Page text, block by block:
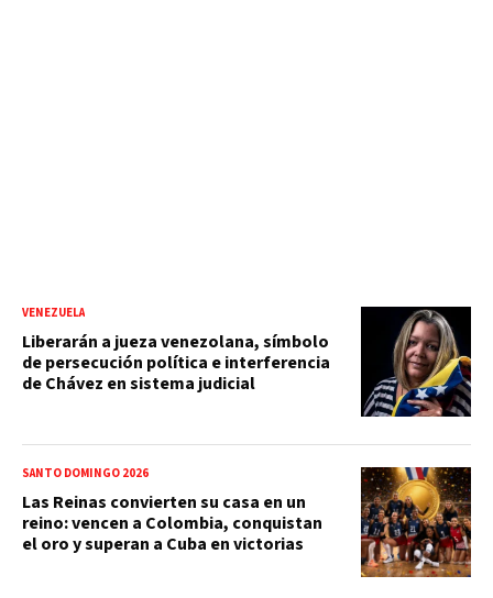
VENEZUELA
Liberarán a jueza venezolana, símbolo
de persecución política e interferencia
de Chávez en sistema judicial
SANTO DOMINGO 2026
Las Reinas convierten su casa en un
reino: vencen a Colombia, conquistan
el oro y superan a Cuba en victorias